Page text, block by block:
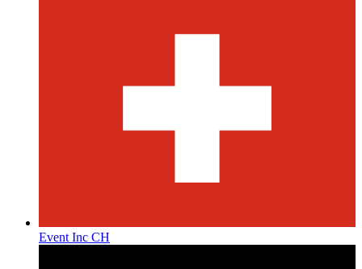
Event Inc CH